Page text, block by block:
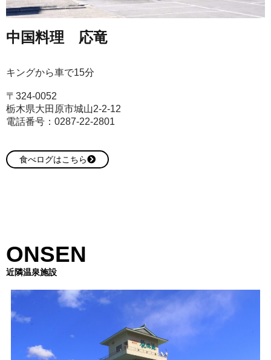
中国料理 応竜
キングから車で15分
〒324-0052
栃木県大田原市城山2-2-12
電話番号：0287-22-2801
食べログはこちら
ONSEN
近隣温泉施設